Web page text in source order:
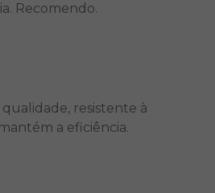
Recomendo.
resistente à
a eficiência.